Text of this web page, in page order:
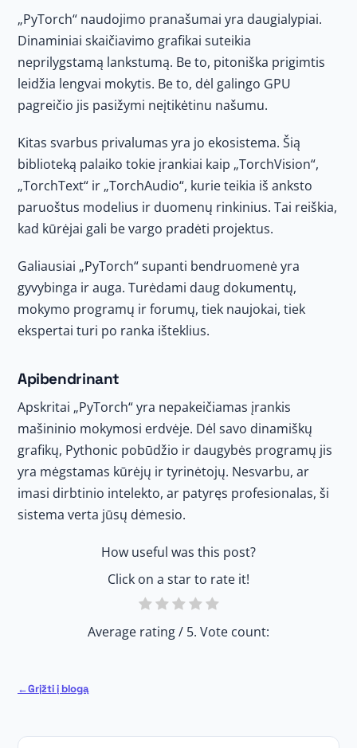
„PyTorch“ naudojimo pranašumai yra daugialypiai.
Dinaminiai skaičiavimo grafikai suteikia
neprilygstamą lankstumą. Be to, pitoniška prigimtis
leidžia lengvai mokytis. Be to, dėl galingo GPU
pagreičio jis pasižymi neįtikėtinu našumu.
Kitas svarbus privalumas yra jo ekosistema. Šią
biblioteką palaiko tokie įrankiai kaip „TorchVision“,
„TorchText“ ir „TorchAudio“, kurie teikia iš anksto
paruoštus modelius ir duomenų rinkinius. Tai reiškia,
kad kūrėjai gali be vargo pradėti projektus.
Galiausiai „PyTorch“ supanti bendruomenė yra
gyvybinga ir auga. Turėdami daug dokumentų,
mokymo programų ir forumų, tiek naujokai, tiek
ekspertai turi po ranka išteklius.
Apibendrinant
Apskritai „PyTorch“ yra nepakeičiamas įrankis
mašininio mokymosi erdvėje. Dėl savo dinamiškų
grafikų, Pythonic pobūdžio ir daugybės programų jis
yra mėgstamas kūrėjų ir tyrinėtojų. Nesvarbu, ar
imasi dirbtinio intelekto, ar patyręs profesionalas, ši
sistema verta jūsų dėmesio.
How useful was this post?
Click on a star to rate it!
Average rating/ 5. Vote count:
Grįžti į blogą